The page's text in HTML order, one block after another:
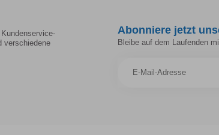
verschiedene
Abonniere jetzt
Bleibe auf dem Laufenden